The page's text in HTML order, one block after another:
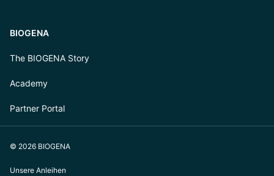
BIOGENA
The BIOGENA Story
Academy
Partner Portal
© 2026 BIOGENA
Unsere Anleihen